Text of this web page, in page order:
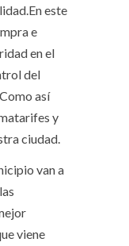
este
e
en el
del
así
y
ciudad.
van a
viene